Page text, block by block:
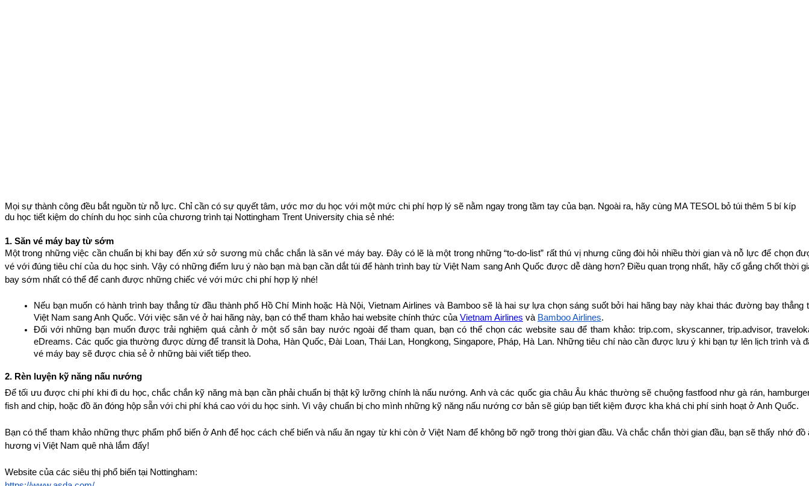
Mọi sự thành công đều bắt nguồn từ nỗ lực. Chỉ cần có sự quyết tâm, ước mơ du học với một mức chi phí hợp lý sẽ nằm ngay trong tầm tay của bạn. Ngoài ra, hãy cùng MA TESOL bỏ túi thêm 5 bí kíp
du học tiết kiệm do chính du học sinh của chương trình tại Nottingham Trent University chia sẻ nhé:
1️. Săn vé máy bay từ sớm
Một trong những việc cần chuẩn bị khi bay đến xứ sở sương mù chắc chắn là săn vé máy bay. Đây có lẽ là một trong những “to-do-list” rất thú vị nhưng cũng đòi hỏi nhiều thời gian và nỗ lực để chọn
vé với đúng tiêu chí của du học sinh. Vậy có những điểm lưu ý nào bạn mà bạn cần dắt túi để hành trình bay từ Việt Nam sang Anh Quốc được dễ dàng hơn? Điều quan trọng nhất, hãy cố gắng chốt thời
bay sớm nhất có thể để canh được những chiếc vé với mức chi phí hợp lý nhé!
Nếu bạn muốn có hành trình bay thẳng từ đầu thành phố Hồ Chí Minh hoặc Hà Nội, Vietnam Airlines và Bamboo sẽ là hai sự lựa chọn sáng suốt bởi hai hãng bay này khai thác đường bay thẳng
Việt Nam sang Anh Quốc. Với việc săn vé ở hai hãng này, bạn có thể tham khảo hai website chính thức của Vietnam Airlines và Bamboo Airlines.
Đối với những bạn muốn được trải nghiệm quá cảnh ở một số sân bay nước ngoài để tham quan, bạn có thể chọn các website sau để tham khảo: trip.com, skyscanner, trip.advisor,
eDreams. Các quốc gia thường được dừng để transit là Doha, Hàn Quốc, Đài Loan, Thái Lan, Hongkong, Singapore, Pháp, Hà Lan. Những tiêu chí nào cần được lưu ý khi bạn tự lên lịch trình và
vé máy bay sẽ được chia sẻ ở những bài viết tiếp theo.
2️. Rèn luyện kỹ năng nấu nướng
Để tối ưu được chi phí khi đi du học, chắc chắn kỹ năng mà bạn cần phải chuẩn bị thật kỹ lưỡng chính là nấu nướng. Anh và các quốc gia châu Âu khác thường sẽ chuộng fastfood như gà rán,
fish and chip, hoặc đồ ăn đóng hộp sẵn với chi phí khá cao với du học sinh. Vì vậy chuẩn bị cho mình những kỹ năng nấu nướng cơ bản sẽ giúp bạn tiết kiệm được kha khá chi phí sinh hoạt ở Anh Quốc.
Bạn có thể tham khảo những thực phẩm phổ biến ở Anh để học cách chế biến và nấu ăn ngay từ khi còn ở Việt Nam để không bỡ ngỡ trong thời gian đầu. Và chắc chắn thời gian đầu, bạn sẽ thấy nhớ đồ
hương vị Việt Nam quê nhà lắm đấy!
Website của các siêu thị phổ biến tại Nottingham: